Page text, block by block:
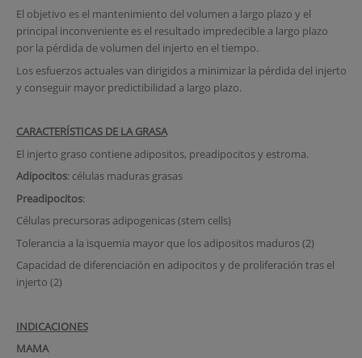
El objetivo es el mantenimiento del volumen a largo plazo y el
principal inconveniente es el resultado impredecible a largo plazo
por la pérdida de volumen del injerto en el tiempo.
Los esfuerzos actuales van dirigidos a minimizar la pérdida del injerto
y conseguir mayor predictibilidad a largo plazo.
CARACTERÍSTICAS DE LA GRASA
El injerto graso contiene adipositos, preadipocitos y estroma.
Adipocitos: células maduras grasas
Preadipocitos:
Células precursoras adipogenicas (stem cells)
Tolerancia a la isquemia mayor que los adipositos maduros (2)
Capacidad de diferenciación en adipocitos y de proliferación tras el
injerto (2)
INDICACIONES
MAMA